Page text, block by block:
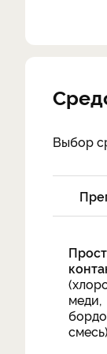
Выбор
меди,
смесь)